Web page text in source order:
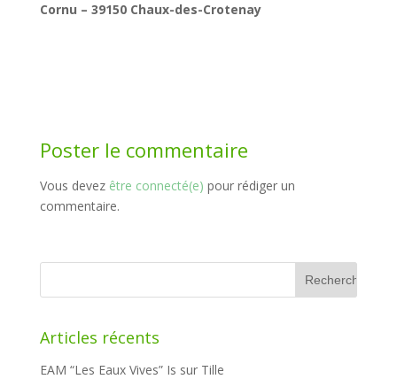
Cornu – 39150 Chaux-des-Crotenay
Poster le commentaire
Vous devez être connecté(e) pour rédiger un
commentaire.
Rechercher :
Articles récents
EAM “Les Eaux Vives” Is sur Tille